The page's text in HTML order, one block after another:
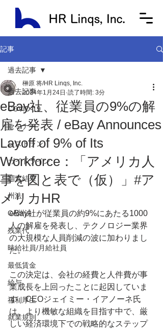
記事
過去記事
COVID-19
セミナー
レストラン
ガイドライン
調査結果
州法
CA州法
残業代
時給社員/月給社員
最低賃金
給与
福利厚生
就業規則
過去記事
eBay社、従業員の9%の解
雇を発表 / eBay Announces
Layoff of 9% of Its
Workforce：「アメリカ人
事を図と表で（仮）」#ア
メリカHR
榊原 将/HR Linqs, Inc.
2024年1月24日 読了時間: 3分
eBay社が従業員の約9%にあたる1000
人の解雇を発表し、テクノロジー業界
の大規模な人員削減の波に加わりまし
た。
この決定は、会社の経費と人件費が事
業成長を上回ったことに起因していま
す。CEOジェイミー・イアノーネ氏
は、より機敏な組織を目指す中で、厳
しい経済環境下での戦略的なステップ